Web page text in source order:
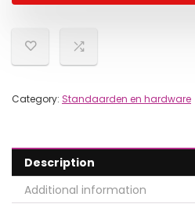
Category: Standaarden en hardware
Description
Additional information